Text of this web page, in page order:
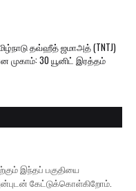
தவ்ஹீத் ஜமாஅத் (TNTJ)
முகாம்: 30 யூனிட் இரத்தம்
இந்தப் பகுதியை
கேட்டுக்கொள்கிறோம்.